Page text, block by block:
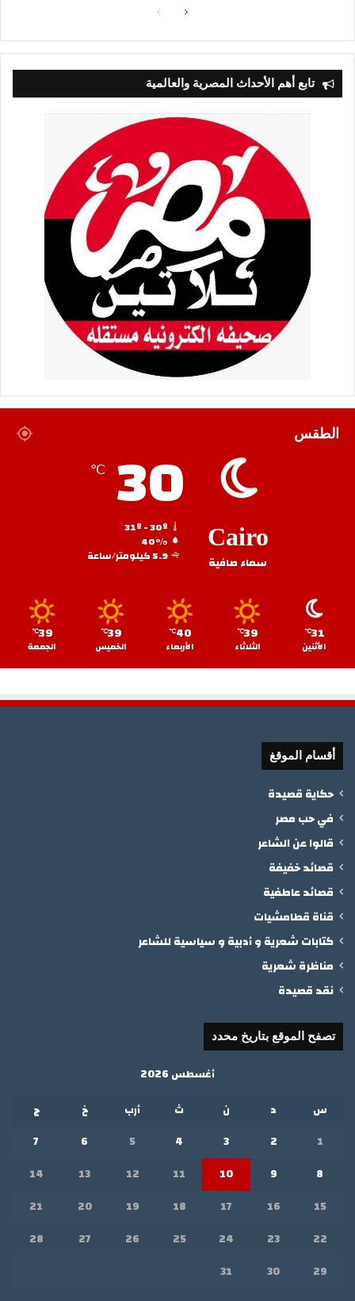
الصفحةالصفحة
تابع أهم الأحداث المصرية والعالمية
الطقس
Cairo
سماء صافية
30
℃
40%
5.9 كيلومتر/ساعة
31
℃
الأثنين
39
℃
الثلاثاء
40
℃
الأربعاء
39
℃
الخميس
39
℃
الجمعة
أقسام الموقغ
حكاية قصيدة
في حب مصر
قالوا عن الشاعر
قصائد خفيفة
قصائد عاطفية
قناة قطامشيات
كتابات شعرية و أدبية و سياسية للشاعر
مناظرة شعرية
نقد قصيدة
تصفح الموقع بتاريخ محدد
أغسطس 2026
س
د ن ث أرب خ
ج
1
2
3
4
5
6
7
8
9
10
11
12
13
14
15
16
17
18
19
20
21
22
23
24
25
26
27
28
29
30
31